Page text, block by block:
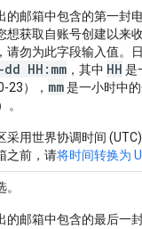
的邮箱中包含的第一封
想获取自账号创建以来
请勿为此字段输入值。
dd HH:mm ，其中 HH 是
23）， mm是一小时中
。
采用世界协调时间
之前，请将时间转换为
。
的邮箱中包含的最后一